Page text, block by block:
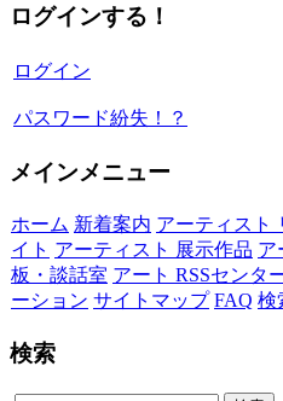
ログインする！
ログイン
パスワード紛失！？
メインメニュー
ホーム 新着案内 アーティスト
イト アーティスト 展示作品 ア
板・談話室 アート RSSセンタ
ーション サイトマップ FAQ 検
検索